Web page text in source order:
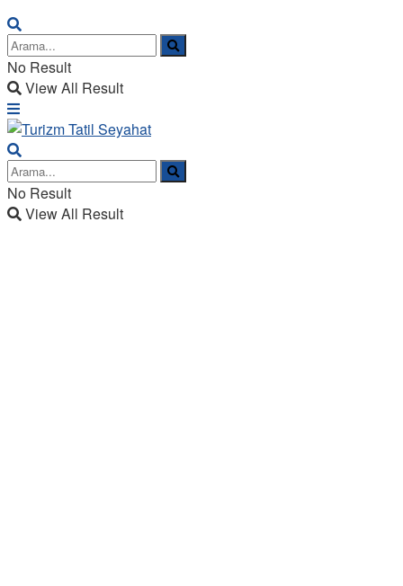
No Result
View All Result
No Result
View All Result